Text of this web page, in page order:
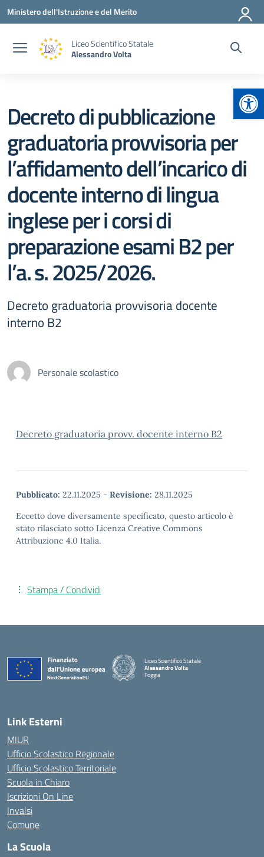
Vai ai contenuti
Vai al menu di navigazione
Vai al footer
Ministero dell'Istruzione e del Merito
Liceo Scientifico Statale
Alessandro Volta
Decreto di pubblicazione
graduatoria provvisoria per
l’affidamento dell’incarico di
docente interno di lingua
inglese per i corsi di
preparazione esami B2 per
l’a. s. 2025/2026.
Decreto graduatoria provvisoria docente
interno B2
Personale scolastico
Decreto graduatoria provv. docente interno B2
Pubblicato: 22.11.2025 - Revisione: 28.11.2025
Eccetto dove diversamente specificato, questo articolo è
stato rilasciato sotto Licenza Creative Commons
Attribuzione 4.0 Italia.
Stampa / Condividi
Liceo Scientifico Statale
Alessandro Volta
Foggia
— Visita la pagina iniziale della scuola
Link Esterni
MIUR
Ufficio Scolastico Regionale
Ufficio Scolastico Territoriale
Scuola in Chiaro
Iscrizioni On Line
Invalsi
Comune
La Scuola